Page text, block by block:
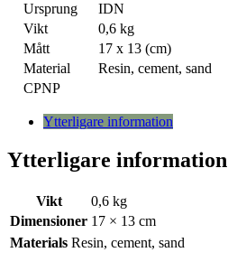
Ursprung
IDN
Vikt
0,6 kg
Mått
17 x 13 (cm)
Material
Resin, cement, sand
CPNP
Ytterligare information
Ytterligare information
Vikt
0,6 kg
Dimensioner 17 × 13 cm
Materials Resin, cement, sand